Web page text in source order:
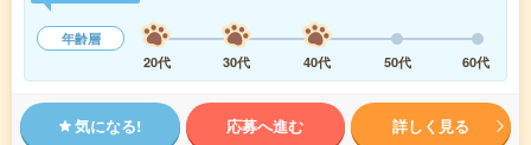
年齢層
20代
30代 40代 50代 60代
気になる! 応募へ進む 詳しく見る